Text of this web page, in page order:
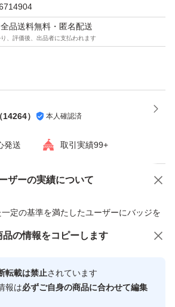
品送料無料・匿名配送
、評価後、出品者に支払われます
（14264） 本人確認済
発送 取引実績99+
ザーの実績について
定の基準を満たしたユーザーにバッジを
心・安全なユーザーです
商品への質問
品の情報をコピーします
転載は禁止されています
報は必ずご自身の商品に合わせて編集
人にオススメ